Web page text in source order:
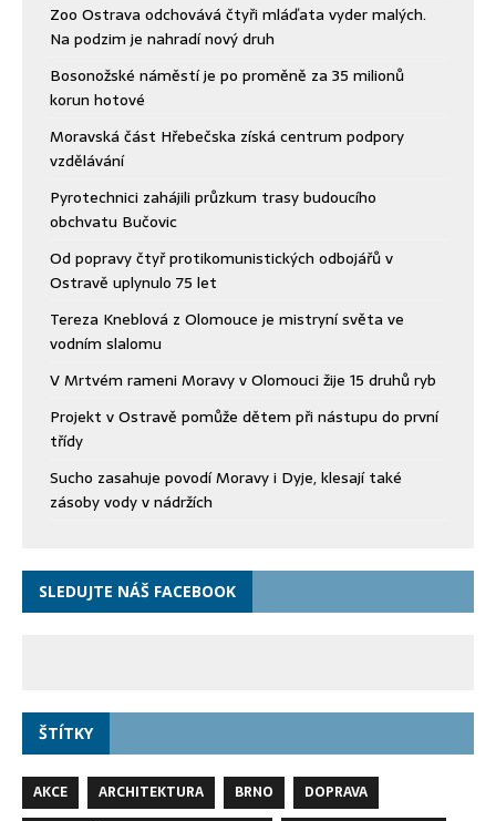
Zoo Ostrava odchovává čtyři mláďata vyder malých.
Na podzim je nahradí nový druh
Bosonožské náměstí je po proměně za 35 milionů
korun hotové
Moravská část Hřebečska získá centrum podpory
vzdělávání
Pyrotechnici zahájili průzkum trasy budoucího
obchvatu Bučovic
Od popravy čtyř protikomunistických odbojářů v
Ostravě uplynulo 75 let
Tereza Kneblová z Olomouce je mistryní světa ve
vodním slalomu
V Mrtvém rameni Moravy v Olomouci žije 15 druhů ryb
Projekt v Ostravě pomůže dětem při nástupu do první
třídy
Sucho zasahuje povodí Moravy i Dyje, klesají také
zásoby vody v nádržích
SLEDUJTE NÁŠ FACEBOOK
ŠTÍTKY
AKCE ARCHITEKTURA BRNO
DOPRAVA